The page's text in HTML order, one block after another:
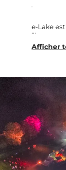
.
e-Lake
weekend
avec